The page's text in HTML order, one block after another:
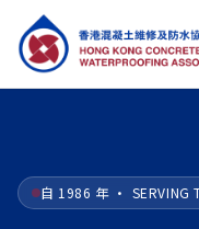
自 1986 年 · SERVING